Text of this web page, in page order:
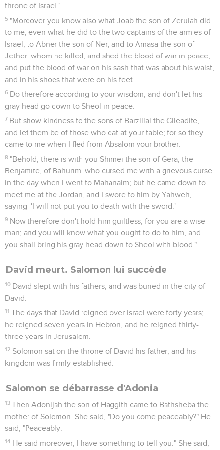
throne of Israel.'
5 "Moreover you know also what Joab the son of Zeruiah did
to me, even what he did to the two captains of the armies of
Israel, to Abner the son of Ner, and to Amasa the son of
Jether, whom he killed, and shed the blood of war in peace,
and put the blood of war on his sash that was about his waist,
and in his shoes that were on his feet.
6 Do therefore according to your wisdom, and don't let his
gray head go down to Sheol in peace.
7 But show kindness to the sons of Barzillai the Gileadite,
and let them be of those who eat at your table; for so they
came to me when I fled from Absalom your brother.
8 "Behold, there is with you Shimei the son of Gera, the
Benjamite, of Bahurim, who cursed me with a grievous curse
in the day when I went to Mahanaim; but he came down to
meet me at the Jordan, and I swore to him by Yahweh,
saying, 'I will not put you to death with the sword.'
9 Now therefore don't hold him guiltless, for you are a wise
man; and you will know what you ought to do to him, and
you shall bring his gray head down to Sheol with blood."
David meurt. Salomon lui succède
10 David slept with his fathers, and was buried in the city of
David.
11 The days that David reigned over Israel were forty years;
he reigned seven years in Hebron, and he reigned thirty-
three years in Jerusalem.
12 Solomon sat on the throne of David his father; and his
kingdom was firmly established.
Salomon se débarrasse d'Adonia
13 Then Adonijah the son of Haggith came to Bathsheba the
mother of Solomon. She said, "Do you come peaceably?" He
said, "Peaceably.
14 He said moreover, I have something to tell you." She said,